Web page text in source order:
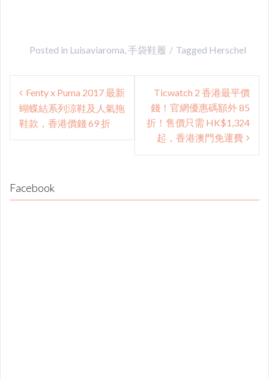
Posted in Luisaviaroma,手袋鞋履 Tagged Herschel
Post
navigation
Fenty x Puma 2017 最新
蝴蝶結系列涼鞋及人氣拖
鞋款，香港價錢 69 折
Ticwatch 2 香港最平價
錢！官網優惠碼額外 85
折！售價只需 HK$1,324
起，香港澳門免運費
Facebook